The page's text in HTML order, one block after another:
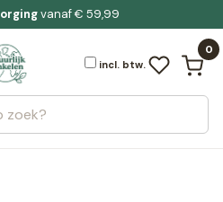
bewuste leefstijl
uur besteld
vanaf € 59,99
incl. btw.
0
resultaten